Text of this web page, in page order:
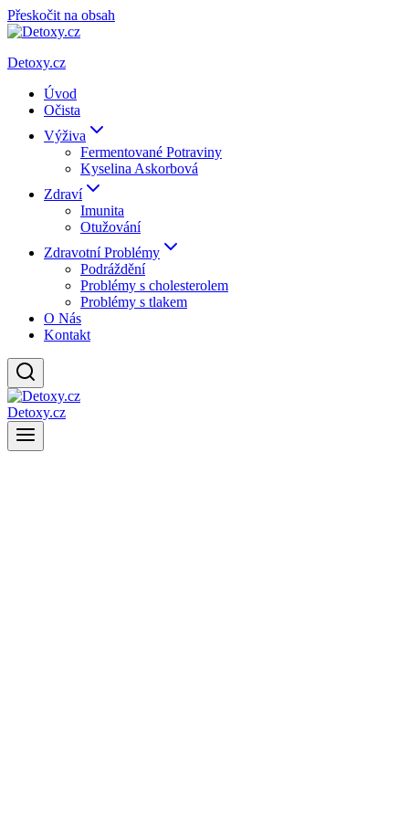
Přeskočit na obsah
Detoxy.cz
Úvod
Očista
Výživa
Fermentované Potraviny
Kyselina Askorbová
Zdraví
Imunita
Otužování
Zdravotní Problémy
Podráždění
Problémy s cholesterolem
Problémy s tlakem
O Nás
Kontakt
Detoxy.cz